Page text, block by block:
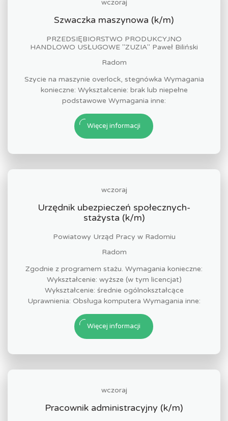
wczoraj
Szwaczka maszynowa (k/m)
PRZEDSIĘBIORSTWO PRODUKCYJNO
HANDLOWO USŁUGOWE "ZUZIA" Paweł Biliński
Radom
Szycie na maszynie overlock, stegnówka Wymagania
konieczne: Wykształcenie: brak lub niepełne
podstawowe Wymagania inne:
Więcej informacji
wczoraj
Urzędnik ubezpieczeń społecznych-
stażysta (k/m)
Powiatowy Urząd Pracy w Radomiu
Radom
Zgodnie z programem stażu. Wymagania konieczne:
Wykształcenie: wyższe (w tym licencjat)
Wykształcenie: średnie ogólnokształcące
Uprawnienia: Obsługa komputera Wymagania inne:
Więcej informacji
wczoraj
Pracownik administracyjny (k/m)